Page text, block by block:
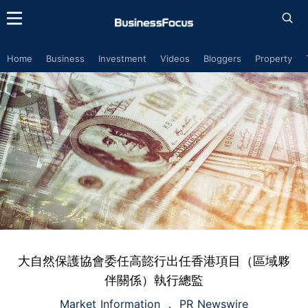
Home Business Investment Videos Bloggers Property
大自然保護協會委任高㦤行出任香港項目（區域夥
伴關係）執行總監
Market Information PR Newswire